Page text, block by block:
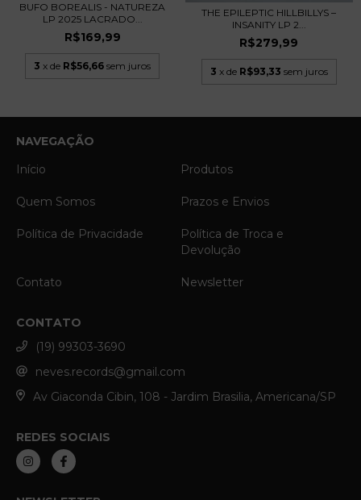
BUFO BOREALIS - NATUREZA
LP 2025 LACRADO...
R$169,99
3 x de R$56,66 sem juros
THE EPILEPTIC HILLBILLYS –
INSANITY LP 2...
R$279,99
3 x de R$93,33 sem juros
NAVEGAÇÃO
Início
Produtos
Quem Somos Prazos e Envios
Política de Privacidade
Política de Troca e
Devolução
Contato Newsletter
CONTATO
(19) 99303-3690
neves.records@gmail.com
Av Giaconda Cibin, 108 - Jardim Brasilia, Americana/SP
REDES SOCIAIS